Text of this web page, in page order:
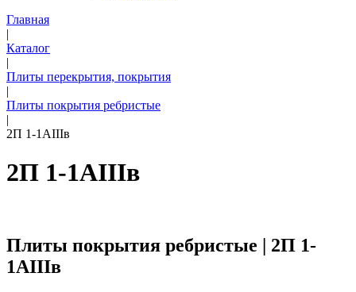
Главная
|
Каталог
|
Плиты перекрытия, покрытия
|
Плиты покрытия ребристые
|
2П 1-1АIIIв
2П 1-1АIIIв
Плиты покрытия ребристые | 2П 1-
1АIIIв